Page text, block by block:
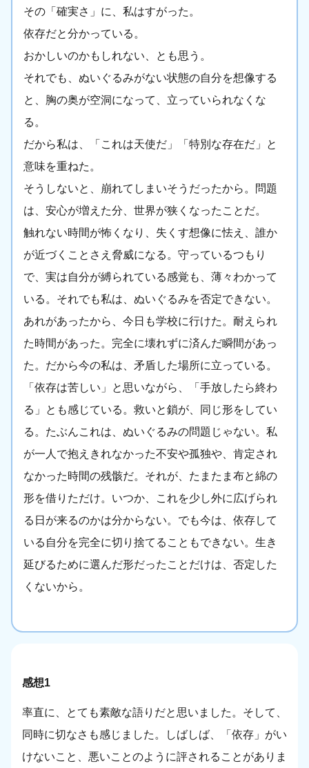
その「確実さ」に、私はすがった。
依存だと分かっている。
おかしいのかもしれない、とも思う。
それでも、ぬいぐるみがない状態の自分を想像する
と、胸の奥が空洞になって、立っていられなくな
る。
だから私は、「これは天使だ」「特別な存在だ」と
意味を重ねた。
そうしないと、崩れてしまいそうだったから。問題
は、安心が増えた分、世界が狭くなったことだ。
触れない時間が怖くなり、失くす想像に怯え、誰か
が近づくことさえ脅威になる。守っているつもり
で、実は自分が縛られている感覚も、薄々わかって
いる。それでも私は、ぬいぐるみを否定できない。
あれがあったから、今日も学校に行けた。耐えられ
た時間があった。完全に壊れずに済んだ瞬間があっ
た。だから今の私は、矛盾した場所に立っている。
「依存は苦しい」と思いながら、「手放したら終わ
る」とも感じている。救いと鎖が、同じ形をしてい
る。たぶんこれは、ぬいぐるみの問題じゃない。私
が一人で抱えきれなかった不安や孤独や、肯定され
なかった時間の残骸だ。それが、たまたま布と綿の
形を借りただけ。いつか、これを少し外に広げられ
る日が来るのかは分からない。でも今は、依存して
いる自分を完全に切り捨てることもできない。生き
延びるために選んだ形だったことだけは、否定した
くないから。
感想1
率直に、とても素敵な語りだと思いました。そして、
同時に切なさも感じました。しばしば、「依存」がい
けないこと、悪いことのように評されることがありま